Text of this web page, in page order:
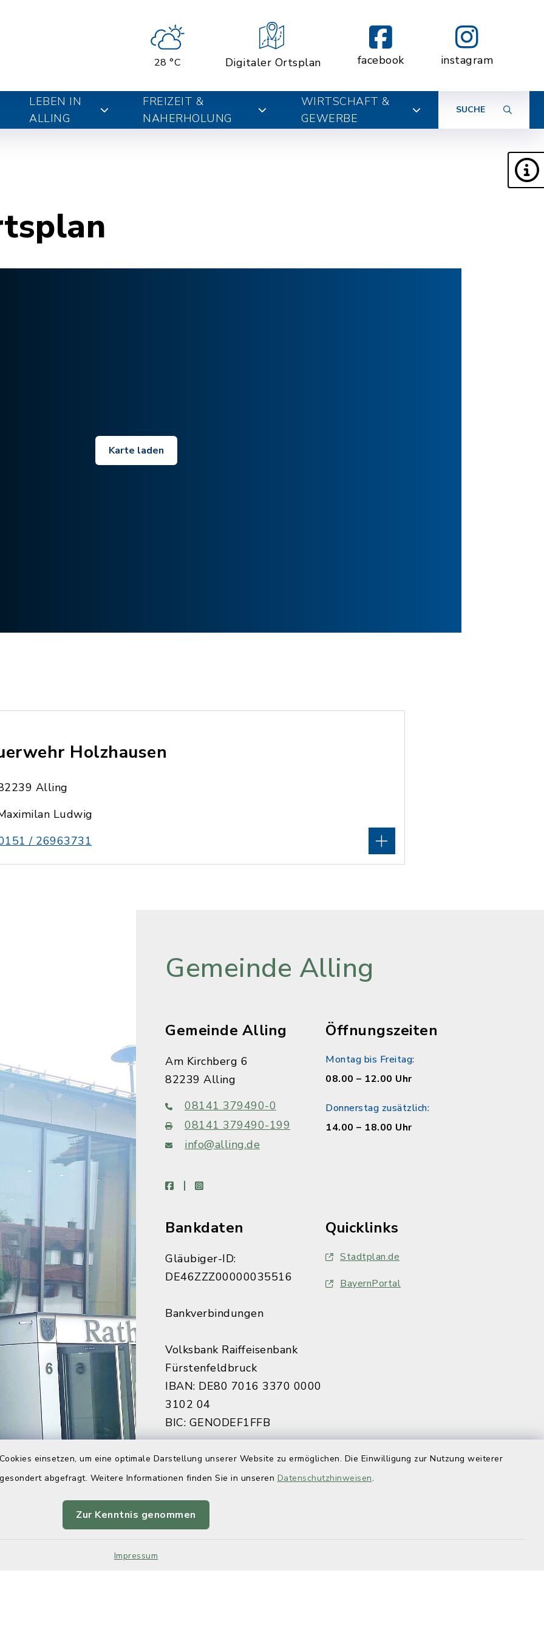
einsetzen, um eine optimale Darstellung unserer Website zu ermöglichen. Die Einwilligung zur Nutzung weiterer
abgefragt. Weitere Informationen finden Sie in unseren Datenschutzhinweisen.
Zur Kenntnis genommen
Impressum
28 °C Digitaler Ortsplan facebook instagram
LEBEN IN
ALLING
FREIZEIT &
NAHERHOLUNG
WIRTSCHAFT &
GEWERBE
SUCHE
Karte laden
Holzhausen
Alling
Ludwig
/ 26963731
Gemeinde Alling
Gemeinde Alling
Am Kirchberg 6
82239 Alling
08141 379490-0
08141 379490-199
info@alling.de
facebookinstagram
Öffnungszeiten
Montag bis Freitag:
08.00 – 12.00 Uhr
Donnerstag zusätzlich:
14.00 – 18.00 Uhr
Bankdaten
Gläubiger-ID:
DE46ZZZ00000035516
Bankverbindungen
Volksbank Raiffeisenbank
Fürstenfeldbruck
IBAN: DE80 7016 3370 0000
3102 04
BIC: GENODEF1FFB
Sparkasse Fürstenfeldbruck
IBAN: DE84 7005 3070 0009
BIC: BYLADEM1FFB
Quicklinks
Stadtplan.de
BayernPortal